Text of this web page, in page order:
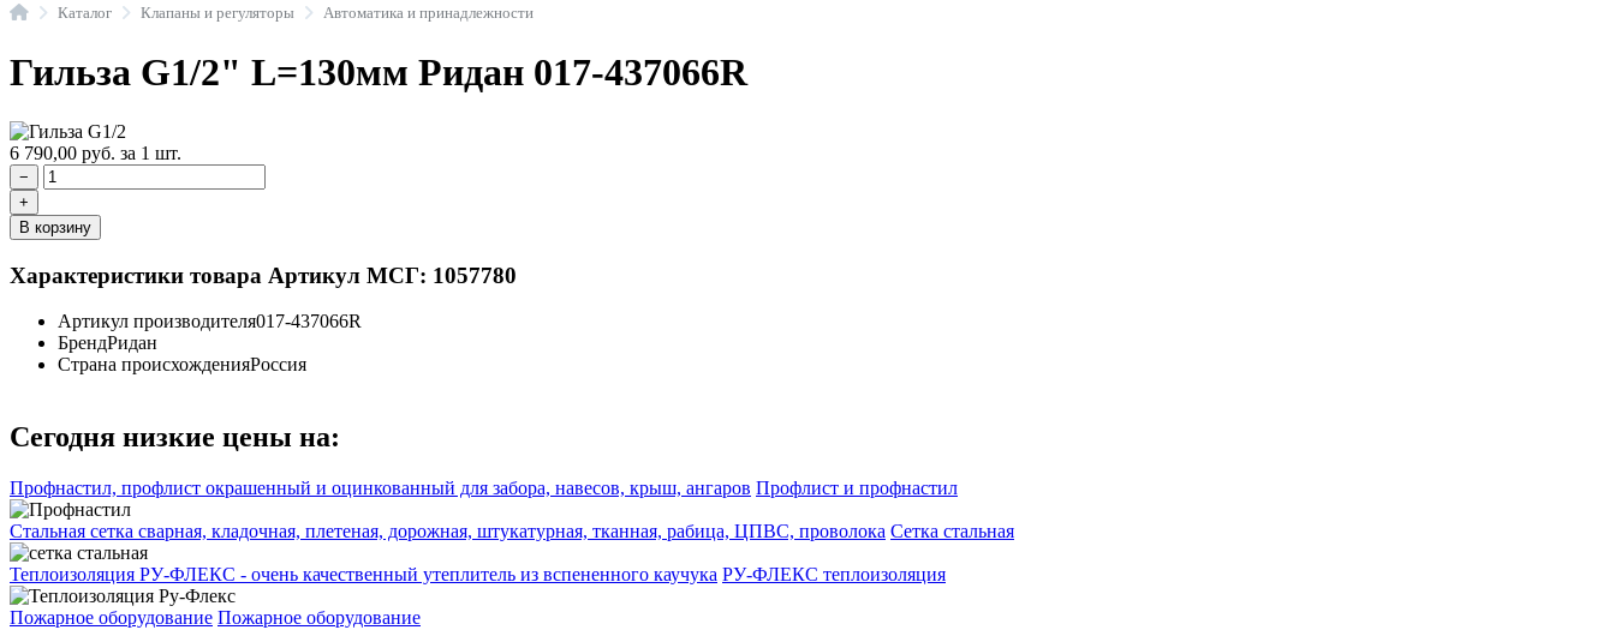
ГлавнаяКаталог Клапаны и регуляторы Автоматика и принадлежности
Гильза G1/2" L=130мм Ридан 017-437066R
6 790,00 руб. за 1 шт.
−
+
В корзину
Характеристики товара Артикул МСГ: 1057780
Артикул производителя017-437066R
БрендРидан
Страна происхожденияРоссия
Сегодня низкие цены на:
Профнастил, профлист окрашенный и оцинкованный для забора, навесов, крыш, ангаров Профлист и профнастил
Стальная сетка сварная, кладочная, плетеная, дорожная, штукатурная, тканная, рабица, ЦПВС, проволока Сетка стальная
Теплоизоляция РУ-ФЛЕКС - очень качественный утеплитель из вспененного каучука РУ-ФЛЕКС теплоизоляция
Пожарное оборудование Пожарное оборудование